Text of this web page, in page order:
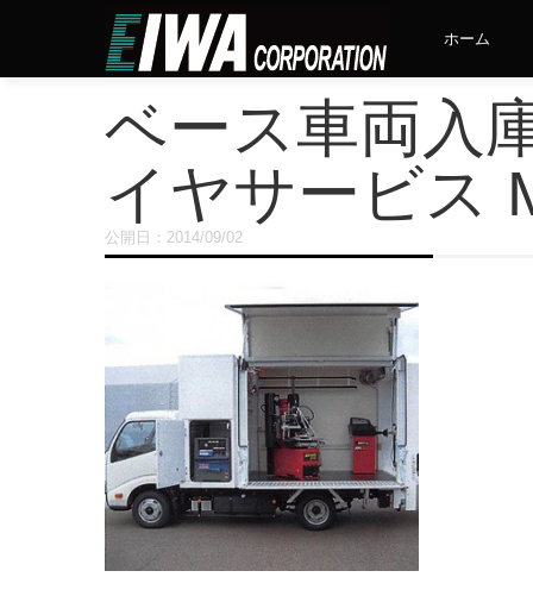
ホーム
ベース車両入
イヤサービス
公開日： 2014/09/02